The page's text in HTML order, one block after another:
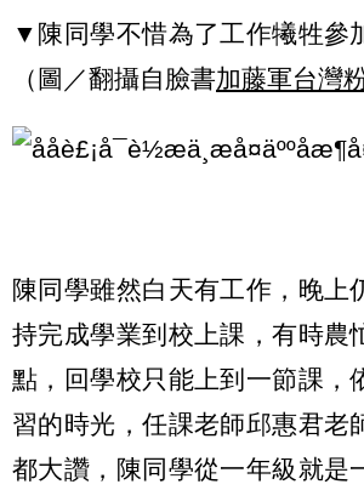
▼陳同學不惜為了工作犧牲參
（圖／翻攝自臉書加藤軍台灣
陳同學雖然白天有工作，晚上
持完成學業到校上課，有時農
點，回學校只能上到一節課，
習的時光，任課老師邱惠君老
都大讚，陳同學從一年級就是